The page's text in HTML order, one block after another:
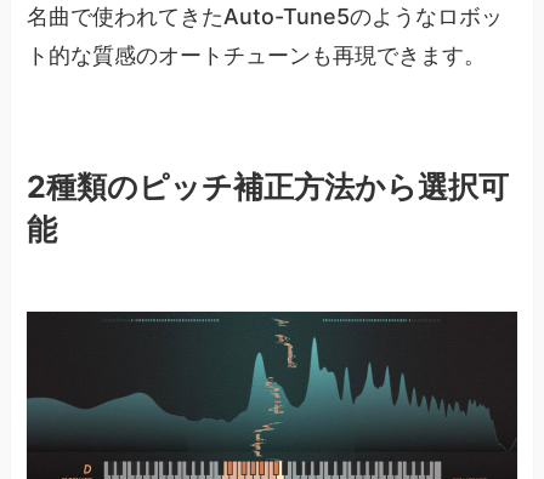
名曲で使われてきたAuto-Tune5のようなロボッ
ト的な質感のオートチューンも再現できます。
2種類のピッチ補正方法から選択可
能